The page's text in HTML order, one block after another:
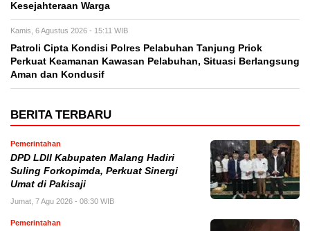
Kesejahteraan Warga
Kamis, 6 Agustus 2026 - 15:11 WIB
Patroli Cipta Kondisi Polres Pelabuhan Tanjung Priok
Perkuat Keamanan Kawasan Pelabuhan, Situasi Berlangsung
Aman dan Kondusif
BERITA TERBARU
Pemerintahan
DPD LDII Kabupaten Malang Hadiri
Suling Forkopimda, Perkuat Sinergi
Umat di Pakisaji
Jumat, 7 Agu 2026 - 08:30 WIB
Pemerintahan